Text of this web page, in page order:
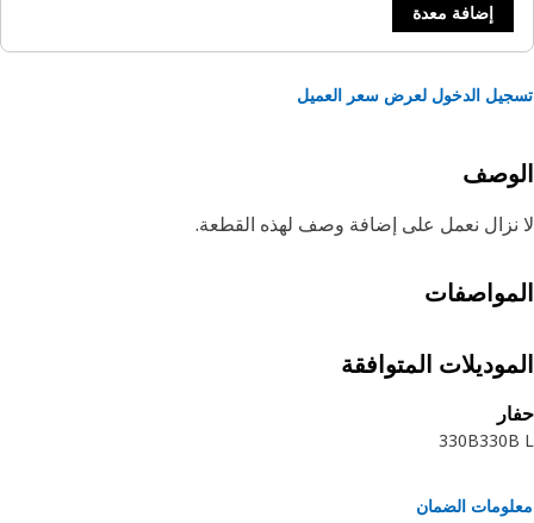
إضافة معدة
الدخول لعرض سعر العميل
نزال نعمل على إضافة وصف لهذه القطعة.
المتوافقة
330B
الضمان